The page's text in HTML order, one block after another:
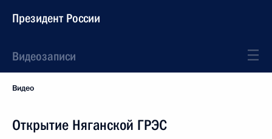
Президент России
Видеозаписи
Видео
Открытие Няганской ГРЭС